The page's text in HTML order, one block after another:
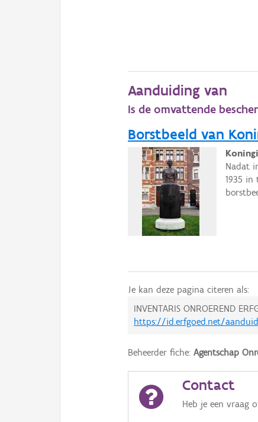
Aanduiding van
Is de omvattende
Borstbeeld van
Nadat
1935 in
Je kan deze pagina citeren als:
INVENTARIS ONROEREND
https://id.erfgoed.net/
Beheerder fiche:Agentschap
Contact
Heb je een vraag